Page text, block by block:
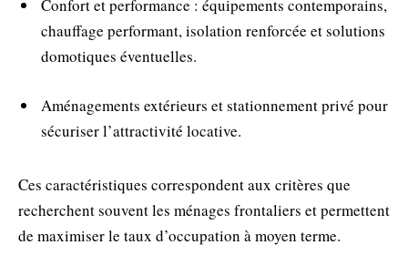
Confort et performance : équipements contemporains,
chauffage performant, isolation renforcée et solutions
domotiques éventuelles.
Aménagements extérieurs et stationnement privé pour
sécuriser l’attractivité locative.
Ces caractéristiques correspondent aux critères que
recherchent souvent les ménages frontaliers et permettent
de maximiser le taux d’occupation à moyen terme.